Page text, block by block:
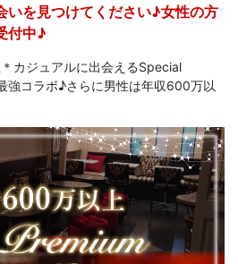
いを見つけてください♪女性の方
付中♪
カジュアルに出会えるSpecial
コラボ♪さらに男性は年収600万以